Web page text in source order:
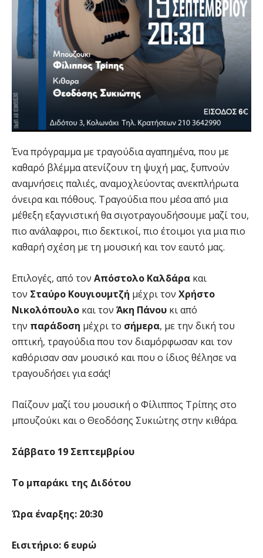
Ένα πρόγραμμα με τραγούδια αγαπημένα, που με
καθαρό βλέμμα ατενίζουν τη ψυχή μας, ξυπνούν
αναμνήσεις παλιές, αναμοχλεύοντας ανεκπλήρωτα
όνειρα και πόθους. Τραγούδια που μέσα από μια
μέθεξη εξαγνιστική θα σιγοτραγουδήσουμε μαζί του,
πιο ανάλαφροι, πιο δεκτικοί, πιο έτοιμοι για μια πιο
καθαρή σχέση με τη μουσική και τον εαυτό μας.
Επιλογές, από τον Απόστολο Καλδάρα και
τον Σταύρο Κουγιουμτζή μέχρι τον Χρήστο
Νικολόπουλο και τον Άκη Πάνου κι από
την παράδοση μέχρι το σήμερα, με την δική του
οπτική, τραγούδια που τον διαμόρφωσαν και τον
καθόρισαν σαν μουσικό και που ο ίδιος θέλησε να
τραγουδήσει για εσάς!
Παίζουν μαζί του μουσική ο Φίλιππος Τρίπης στο
μπουζούκι και ο Θεοδόσης Συκιώτης στην κιθάρα.
Σάββατο 19 Σεπτεμβρίου
Το μπαράκι της Διδότου
Ώρα έναρξης: 20:30
Εισιτήριο: 6 ευρώ